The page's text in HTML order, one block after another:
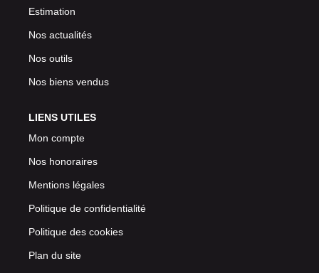
Estimation
Nos actualités
Nos outils
Nos biens vendus
LIENS UTILES
Mon compte
Nos honoraires
Mentions légales
Politique de confidentialité
Politique des cookies
Plan du site